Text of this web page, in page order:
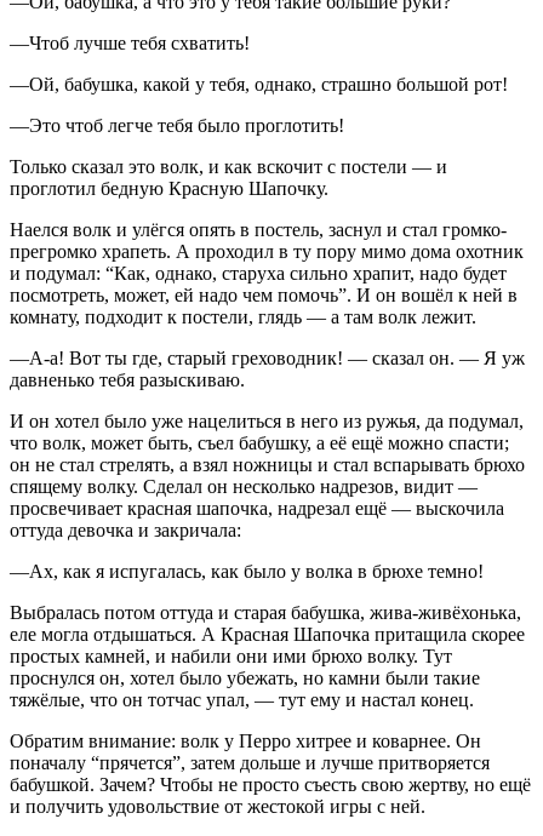
—Чтоб лучше тебя схватить!
—Ой, бабушка, какой у тебя, однако, страшно большой рот!
—Это чтоб легче тебя было проглотить!
Только сказал это волк, и как вскочит с постели — и
проглотил бедную Красную Шапочку.
Наелся волк и улёгся опять в постель, заснул и стал громко-
прегромко храпеть. А проходил в ту пору мимо дома охотник
и подумал: “Как, однако, старуха сильно храпит, надо будет
посмотреть, может, ей надо чем помочь”. И он вошёл к ней в
комнату, подходит к постели, глядь — а там волк лежит.
—А-а! Вот ты где, старый греховодник! — сказал он. — Я уж
давненько тебя разыскиваю.
И он хотел было уже нацелиться в него из ружья, да подумал,
что волк, может быть, съел бабушку, а её ещё можно спасти;
он не стал стрелять, а взял ножницы и стал вспарывать брюхо
спящему волку. Сделал он несколько надрезов, видит —
просвечивает красная шапочка, надрезал ещё — выскочила
оттуда девочка и закричала:
—Ах, как я испугалась, как было у волка в брюхе темно!
Выбралась потом оттуда и старая бабушка, жива-живёхонька,
еле могла отдышаться. А Красная Шапочка притащила скорее
простых камней, и набили они ими брюхо волку. Тут
проснулся он, хотел было убежать, но камни были такие
тяжёлые, что он тотчас упал, — тут ему и настал конец.
Обратим внимание: волк у Перро хитрее и коварнее. Он
поначалу “прячется”, затем дольше и лучше притворяется
бабушкой. Зачем? Чтобы не просто съесть свою жертву, но ещё
и получить удовольствие от жестокой игры с ней.